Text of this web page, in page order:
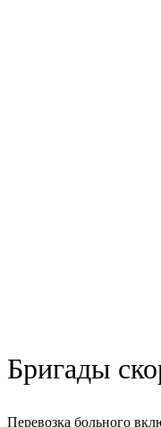
Бригады
Перевозка больного